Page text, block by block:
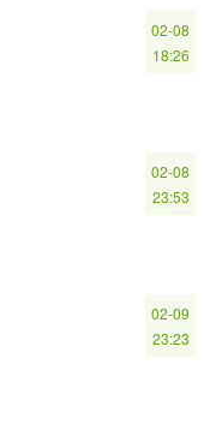
02-08
18:26
02-08
23:53
02-09
23:23